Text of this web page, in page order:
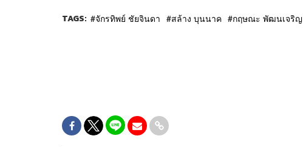
TAGS: จักรทิพย์ ชัยจินดา สล้าง บุนนาค กฤษณะ พัฒนเจริญ